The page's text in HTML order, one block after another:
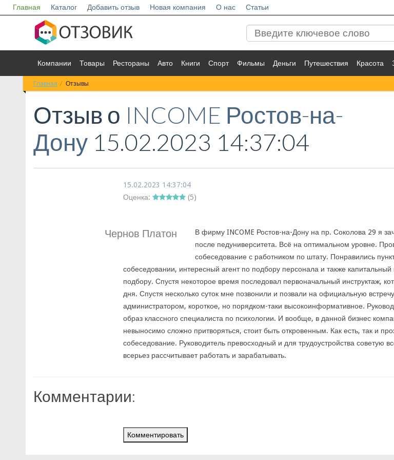
Главная Каталог Добавить отзыв Новая компания О нас Статьи
Компании Товары Рестораны Авто Книги Спорт Фильмы Деньги Путешествия Красота
Главная Отзывы
Отзыв о INCOME Ростов-на-
Дону 15.02.2023 14:37:04
15.02.2023 14:37:04
Оценка:
(5)
Чернов Платон
В фирму INCOME Ростов-на-Дону на пр. Соколова 29 я
после педуниверситета. Всё на оптимальном уровне.
собеседование с работником по штату. Понравились
собеседовании, интересный агент по подбору персонала и также капитальный
подбору. Спустя некоторое время последовал первоначальный инструктаж,
дня. Спустя несколько суток мне позвонили и позвали на официальную
администратором, короткое, но порядком-таки высокоинформативное.
образ классного специалиста по психологии. И вообще, в данной бизнес
невыносимо сложно притворяться, стоит быть откровенным. Как есть, так и
собеседование. Руководитель превосходный и для трудоустройства советую
всерьез рассчитывает работать и зарабатывать.
Комментарии:
Комментировать